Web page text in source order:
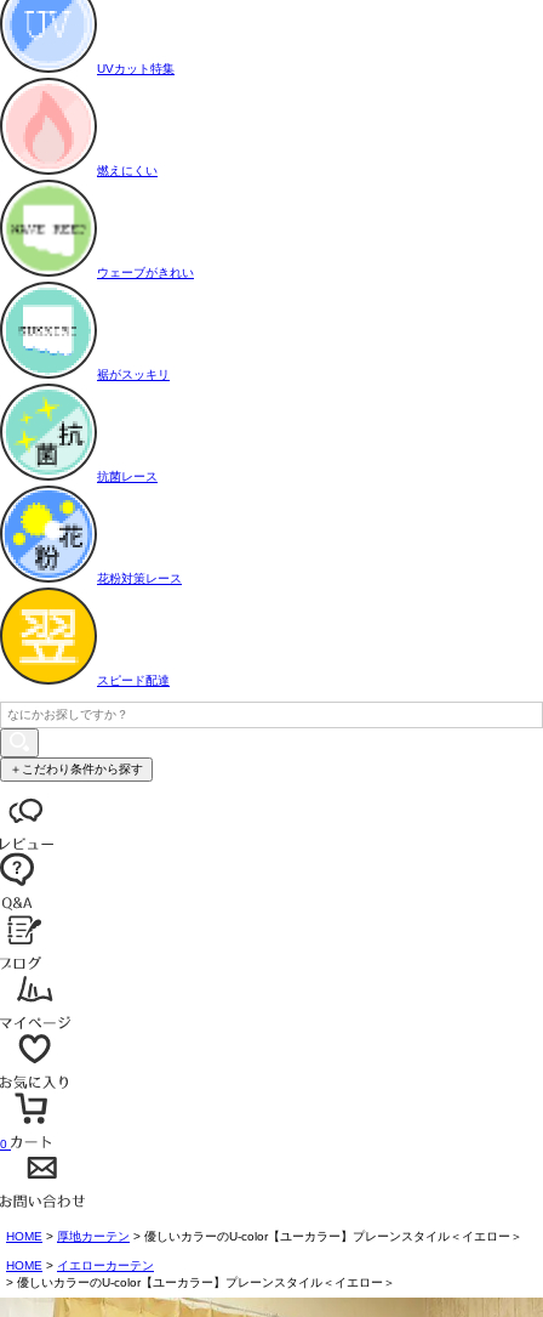
UVカット特集
燃えにくい
ウェーブがきれい
裾がスッキリ
抗菌レース
花粉対策レース
スピード配達
＋こだわり条件から探す
0
HOME 厚地カーテン 優しいカラーのU-color【ユーカラー】プレーンスタイル＜イエロー＞
HOME
イエローカーテン
優しいカラーのU-color【ユーカラー】プレーンスタイル＜イエロー＞